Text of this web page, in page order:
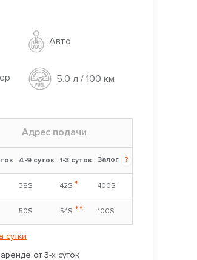
Авто
5.0 л / 100 км
Адрес подачи
4-9 суток 1-3 суток Залог ?
38$ 42$ * 400$
50$ 54$ ** 100$
сутки
от 3-х суток